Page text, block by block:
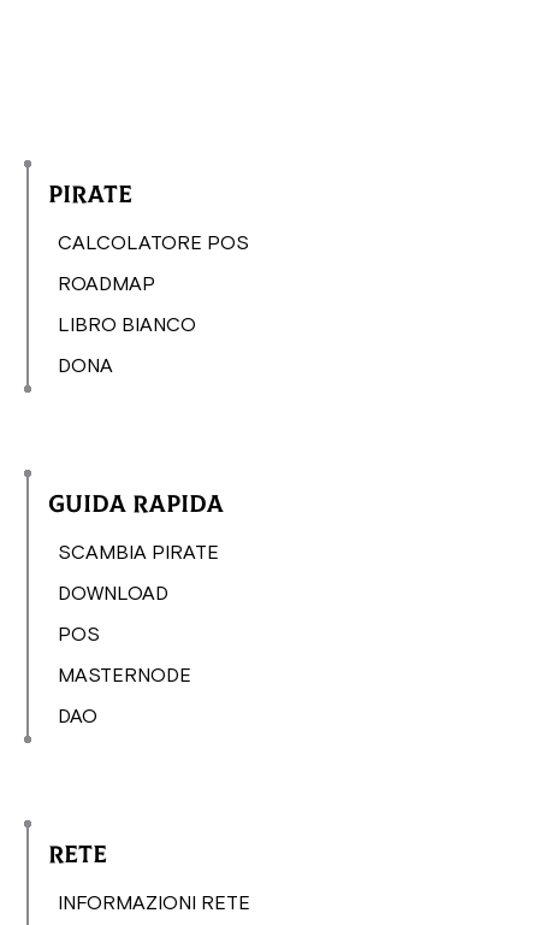
Pirate
CALCOLATORE POS
ROADMAP
LIBRO BIANCO
DONA
Guida rapida
SCAMBIA PIRATE
DOWNLOAD
POS
MASTERNODE
DAO
Rete
INFORMAZIONI RETE